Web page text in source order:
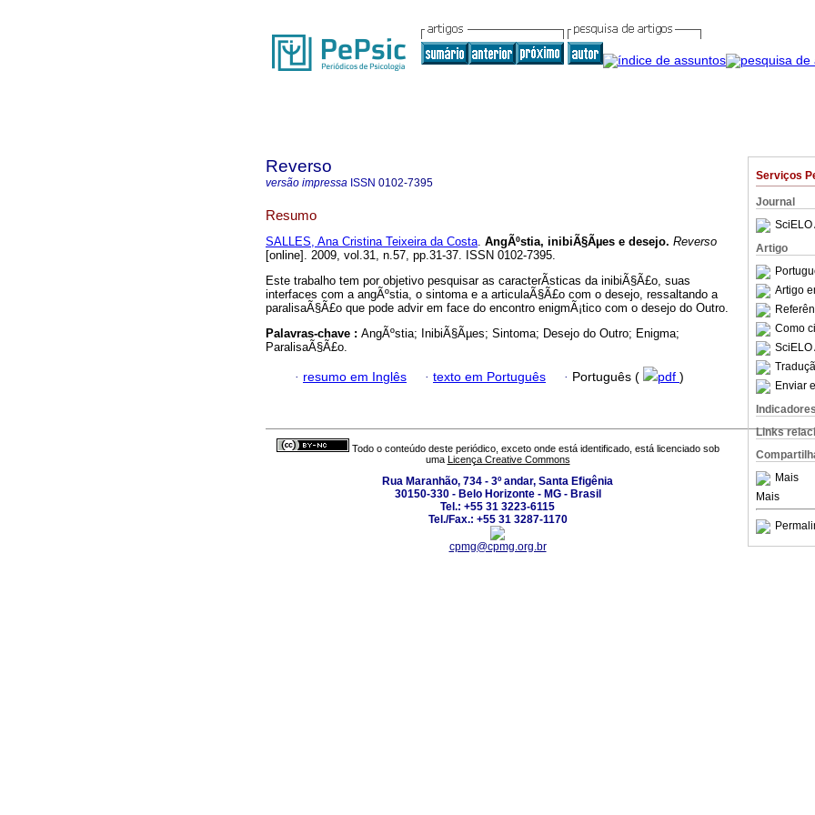
Serviços
Journal
SciELO
Artigo
Artigo
Como
SciELO
Enviar
Indicadores
Links
Mais
Mais
Reverso
versão impressa ISSN 0102-7395
Resumo
SALLES, Ana Cristina Teixeira da Costa. AngÃºstia, inibiÃ§Ãµes e desejo. Reverso
[online]. 2009, vol.31, n.57, pp.31-37. ISSN 0102-7395.
Este trabalho tem por objetivo pesquisar as caracterÃ­sticas da inibiÃ§Ã£o, suas
interfaces com a angÃºstia, o sintoma e a articulaÃ§Ã£o com o desejo, ressaltando a
paralisaÃ§Ã£o que pode advir em face do encontro enigmÃ¡tico com o desejo do Outro.
Palavras-chave : AngÃºstia; InibiÃ§Ãµes; Sintoma; Desejo do Outro; Enigma;
ParalisaÃ§Ã£o.
· resumo em Inglês · texto em Português · Português ( pdf )
Todo o conteúdo deste periódico, exceto onde está identificado, está licenciado sob
uma Licença Creative Commons
Rua Maranhão, 734 - 3º andar, Santa Efigênia
30150-330 - Belo Horizonte - MG - Brasil
Tel.: +55 31 3223-6115
Tel./Fax.: +55 31 3287-1170
cpmg@cpmg.org.br